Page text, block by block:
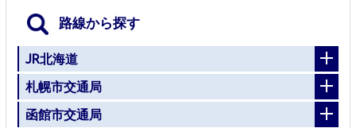
路線から探す
JR北海道
札幌市交通局
函館市交通局